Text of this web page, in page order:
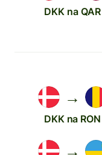
DKK na QAR
→
DKK na RON
→